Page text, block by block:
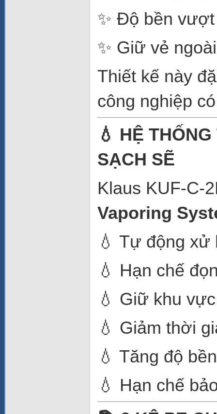
✨ Độ bền
✨ Giữ vẻ
Thiết kế này
công nghiệp
💧 HỆ
SẠCH SẼ
Klaus KUF-C-
Vaporing
💧 Tự động
💧 Hạn chế
💧 Giữ khu
💧 Giảm thời
💧 Tăng độ
💧 Hạn chế